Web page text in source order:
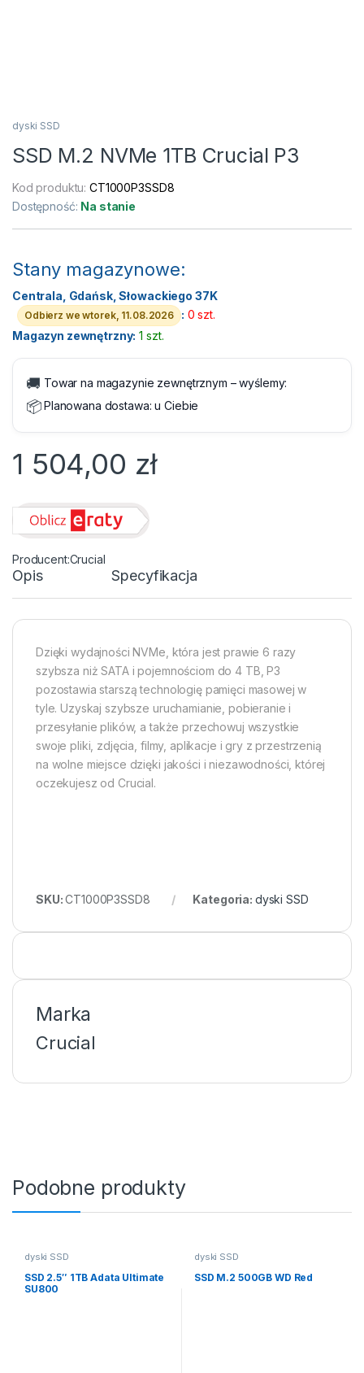
dyski SSD
SSD M.2 NVMe 1TB Crucial P3
Kod produktu:CT1000P3SSD8
Dostępność: Na stanie
Stany magazynowe:
Centrala, Gdańsk, Słowackiego 37K
Odbierz we wtorek, 11.08.2026 : 0 szt.
Magazyn zewnętrzny: 1 szt.
🚚 Towar na magazynie zewnętrznym – wyślemy:
📦Planowana dostawa:u Ciebie
1 504,00 zł
Crucial
Opis Specyfikacja
Dzięki wydajności NVMe, która jest prawie 6 razy
szybsza niż SATA i pojemnościom do 4 TB, P3
pozostawia starszą technologię pamięci masowej w
tyle. Uzyskaj szybsze uruchamianie, pobieranie i
przesyłanie plików, a także przechowuj wszystkie
swoje pliki, zdjęcia, filmy, aplikacje i gry z przestrzenią
na wolne miejsce dzięki jakości i niezawodności, której
oczekujesz od Crucial.
SKU:CT1000P3SSD8 Kategoria: dyski SSD
Marka
Crucial
Podobne produkty
dyski SSD
SSD 2.5″ 1TB Adata Ultimate
SU800
dyski SSD
SSD M.2 500GB WD Red